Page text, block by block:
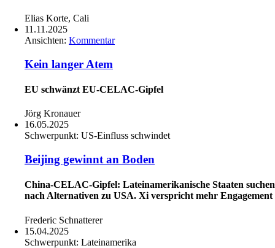
Elias Korte, Cali
11.11.2025
Ansichten: Kommentar
Kein langer Atem
EU schwänzt EU-CELAC-Gipfel
Jörg Kronauer
16.05.2025
Schwerpunkt: US-Einfluss schwindet
Beijing gewinnt an Boden
China-CELAC-Gipfel: Lateinamerikanische Staaten suchen
nach Alternativen zu USA. Xi verspricht mehr Engagement
Frederic Schnatterer
15.04.2025
Schwerpunkt: Lateinamerika